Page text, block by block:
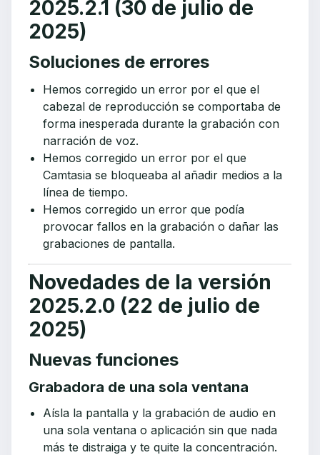
2025.2.1 (30 de julio de
2025)
Soluciones de errores
Hemos corregido un error por el que el
cabezal de reproducción se comportaba de
forma inesperada durante la grabación con
narración de voz.
Hemos corregido un error por el que
Camtasia se bloqueaba al añadir medios a la
línea de tiempo.
Hemos corregido un error que podía
provocar fallos en la grabación o dañar las
grabaciones de pantalla.
Novedades de la versión
2025.2.0 (22 de julio de
2025)
Nuevas funciones
Grabadora de una sola ventana
Aísla la pantalla y la grabación de audio en
una sola ventana o aplicación sin que nada
más te distraiga y te quite la concentración.